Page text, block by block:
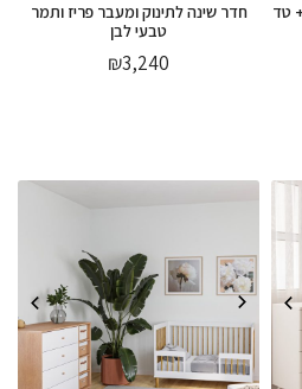
120 ס"מ + טד
חדר שינה לתינוק ומעבר פריז ותמר
טבעי לבן
₪3,240